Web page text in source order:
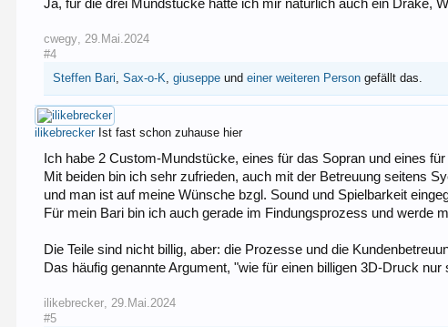
Ja, für die drei Mundstücke hätte ich mir natürlich auch ein Drake,
cwegy, 29.Mai.2024
#4
Steffen Bari,Sax-o-K,giuseppe undeiner weiteren Person gefällt das.
ilikebrecker Ist fast schon zuhause hier
Ich habe 2 Custom-Mundstücke, eines für das Sopran und eines für
Mit beiden bin ich sehr zufrieden, auch mit der Betreuung seitens
und man ist auf meine Wünsche bzgl. Sound und Spielbarkeit
Für mein Bari bin ich auch gerade im Findungsprozess und werde
Die Teile sind nicht billig, aber: die Prozesse und die
Das häufig genannte Argument, "wie für einen billigen 3D-Druck
ilikebrecker, 29.Mai.2024
#5